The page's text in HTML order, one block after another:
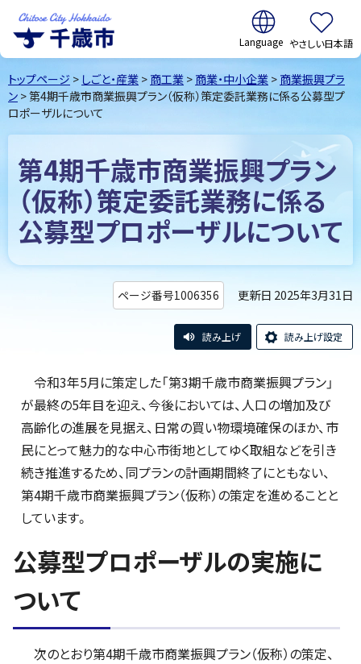
千歳市Chitose
City Hokkaido
翻訳:
やさしい日本語
トップページ > しごと・産業 > 商工業 > 商業・中小企業 > 商業振興プラ
ン > 第4期千歳市商業振興プラン（仮称）策定委託業務に係る公募型プ
ロポーザルについて
第4期千歳市商業振興プラン
（仮称）策定委託業務に係る
公募型プロポーザルについて
ページ番号1006356 更新日 2025年3月31日
読み上げ 読み上げ設定
令和3年5月に策定した「第3期千歳市商業振興プラン」
が最終の5年目を迎え、今後においては、人口の増加及び
高齢化の進展を見据え、日常の買い物環境確保のほか、市
民にとって魅力的な中心市街地としてゆく取組などを引き
続き推進するため、同プランの計画期間終了にともない、
第4期千歳市商業振興プラン（仮称）の策定を進めることと
しています。
公募型プロポーザルの実施に
ついて
次のとおり第4期千歳市商業振興プラン（仮称）の策定、